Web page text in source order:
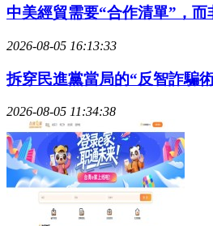
中美經貿需要“合作清單”，而
2026-08-05 16:13:33
拆穿民進黨當局的“反智詐騙
2026-08-05 11:34:38